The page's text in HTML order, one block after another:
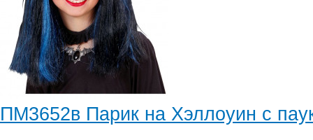
ПМ3652в Парик на Хэллоуин с